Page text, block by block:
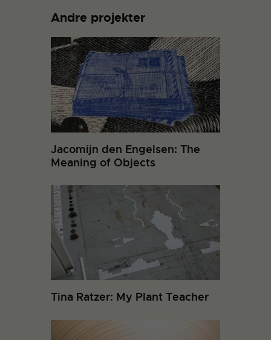
Andre projekter
Jacomijn den Engelsen: The
Meaning of Objects
Tina Ratzer: My Plant Teacher